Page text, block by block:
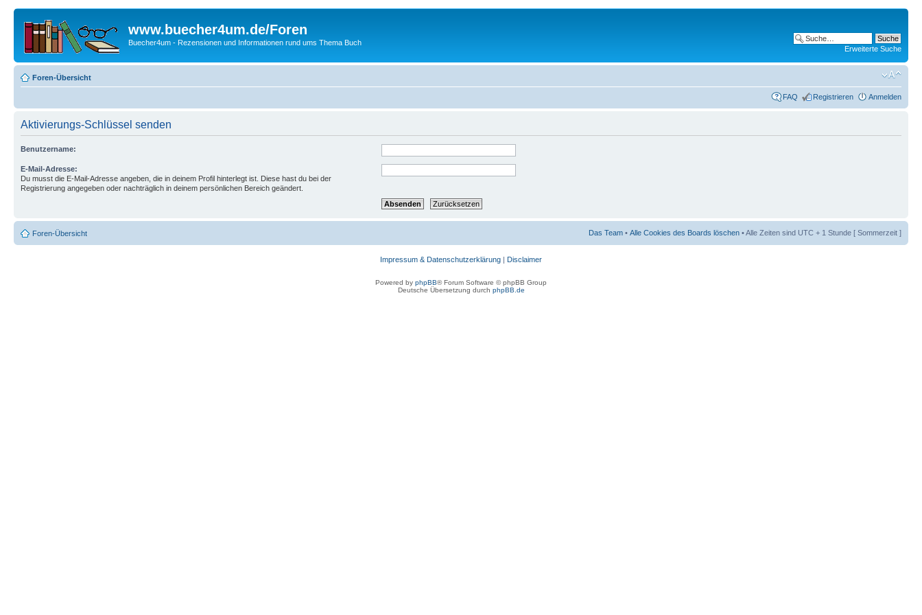
www.buecher4um.de/Foren
Buecher4um - Rezensionen und Informationen rund ums Thema Buch
Erweiterte Suche
Foren-Übersicht
FAQ Registrieren Anmelden
Aktivierungs-Schlüssel senden
Benutzername:
E-Mail-Adresse:
Du musst die E-Mail-Adresse angeben, die in deinem Profil hinterlegt ist. Diese hast du bei der
Registrierung angegeben oder nachträglich in deinem persönlichen Bereich geändert.
Foren-Übersicht Das Team • Alle Cookies des Boards löschen • Alle Zeiten sind UTC + 1 Stunde [ Sommerzeit ]
Impressum & Datenschutzerklärung | Disclaimer
Powered by phpBB® Forum Software © phpBB Group
Deutsche Übersetzung durch phpBB.de